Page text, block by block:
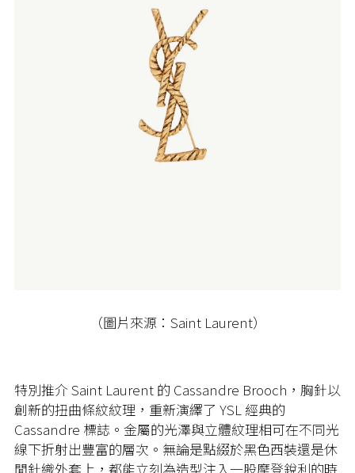
（圖片來源：Saint Laurent）
特別推介 Saint Laurent 的 Cassandre Brooch， 胸針以
創新的扭曲條紋紋理，重新演繹了 YSL 經典的
Cassandre 標誌。金屬的光澤與立體紋理相可在不同光
線下折射出豐富的層次。無論是點綴於黑色西裝還是休
閒針織外套上，都能立刻為造型注入一股摩登銳利的時